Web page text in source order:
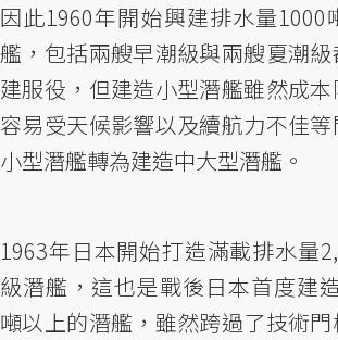
因此1960年開始興建排水量1000
艦，包括兩艘早潮級與兩艘夏潮
建服役，但建造小型潛艦雖然成
容易受天候影響以及續航力不佳
小型潛艦轉為建造中大型潛艦。
1963年日本開始打造滿載排水量
級潛艦，這也是戰後日本首度建
噸以上的潛艦，雖然跨過了技術